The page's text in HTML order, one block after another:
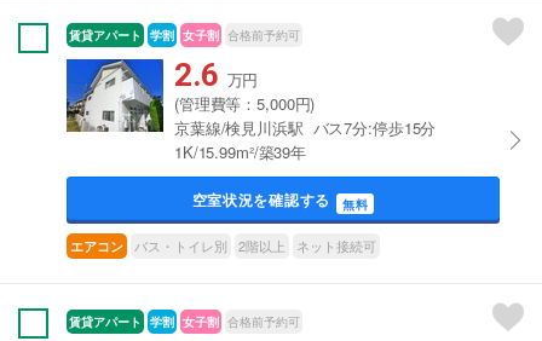
賃貸アパート 学割 女子割 合格前予約可
2.6 万円
(管理費等：5,000円)
京葉線/検見川浜駅 バス7分:停歩15分
1K/15.99m²/築39年
空室状況を確認する 無料
エアコン バス・トイレ別 2階以上 ネット接続可
賃貸アパート 学割 女子割 合格前予約可